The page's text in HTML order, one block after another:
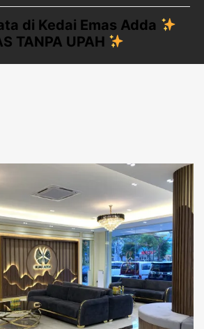
di Kedai Emas Adda
TANPA UPAH